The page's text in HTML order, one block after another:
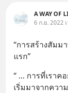
A WAY OF
6 ก.ย. 2022
“การสร้างสัมม
แรก”
“ … การที่เราค
เริ่มมาจากควา